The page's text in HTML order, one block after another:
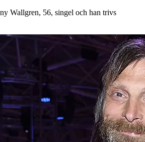
Wallgren, 56, singel och han trivs